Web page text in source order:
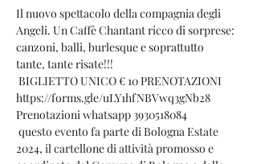
Il nuovo spettacolo della compagnia degli
Angeli. Un Caffè Chantant ricco di sorprese:
canzoni, balli, burlesque e soprattutto
tante, tante risate!!!
BIGLIETTO UNICO € 10 PRENOTAZIONI
https://forms.gle/uLY1hfNBVwq3gNb28
Prenotazioni whatsapp 3930518084
questo evento fa parte di Bologna Estate
2024, il cartellone di attività promosso e